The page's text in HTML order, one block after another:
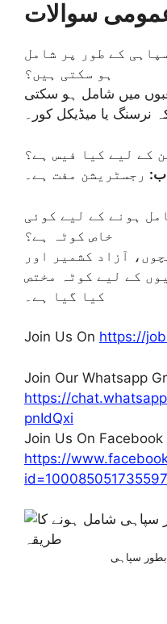
کے طور پر شامل
ہو سکتی ہیں؟
میں شامل ہو سکتی
نرسنگ یا میڈیکل کور۔
کے لیے کیا فیس ہے؟
رجسٹریشن مفت ہے۔
ہونے کے لیے کوئی
خاص کوٹہ ہے؟
آزاد کشمیر اور
کے لیے کوٹہ مختص
کیا گیا ہے۔
Join Us On https://
Join Our Whatsapp
https://
pnIdQxi
Join Us On Facebook
https://
سپاہی